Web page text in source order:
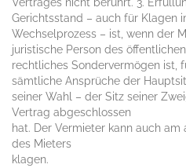
Gerichtsstand – auch für Klagen
Wechselprozess – ist, wenn der
juristische Person des
rechtliches Sondervermögen ist,
sämtliche Ansprüche der
seiner Wahl – der Sitz seiner
Vertrag abgeschlossen
hat. Der Vermieter kann auch
des Mieters
klagen.